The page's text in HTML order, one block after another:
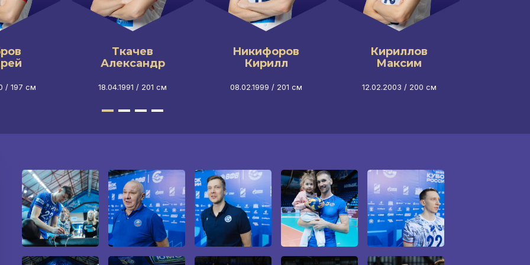
/ 197 см
Ткачев
Александр
18.04.1991 / 201 см
Никифоров
Кирилл
08.02.1999 / 201 см
Кириллов
Максим
12.02.2003 / 200 см